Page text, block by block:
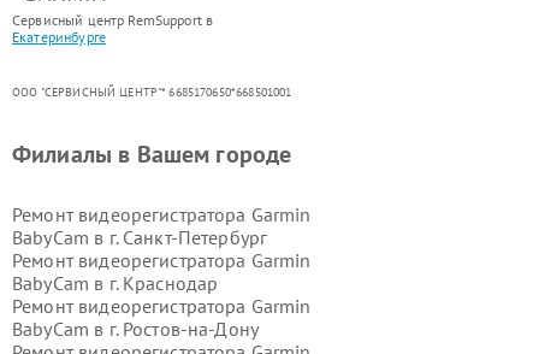
Сервисный центр RemSupport в
Екатеринбурге
ООО "СЕРВИСНЫЙ ЦЕНТР"* 6685170650*668501001
Филиалы в Вашем городе
Ремонт видеорегистратора Garmin
BabyCam в г. Санкт-Петербург
Ремонт видеорегистратора Garmin
BabyCam в г. Краснодар
Ремонт видеорегистратора Garmin
BabyCam в г. Ростов-на-Дону